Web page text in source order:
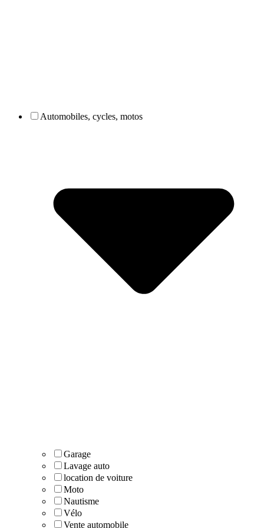
Automobiles, cycles, motos
Garage
Lavage auto
location de voiture
Moto
Nautisme
Vélo
Vente automobile